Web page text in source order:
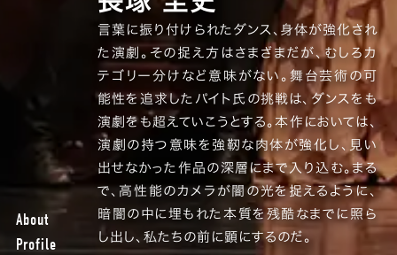
About
Profile
言葉に振り付けられたダンス、身体が強化され
た演劇。その捉え方はさまざまだが、むしろカ
テゴリー分けなど意味がない。舞台芸術の可
能性を追求したパイト氏の挑戦は、ダンスをも
演劇をも超えていこうとする。本作においては、
演劇の持つ意味を強靭な肉体が強化し、見い
出せなかった作品の深層にまで入り込む。まる
で、高性能のカメラが闇の光を捉えるように、
暗闇の中に埋もれた本質を残酷なまでに照ら
し出し、私たちの前に顕にするのだ。